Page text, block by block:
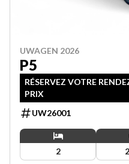
UWAGEN 2026
P5
RÉSERVEZ VOTRE
PRIX
UW26001
2